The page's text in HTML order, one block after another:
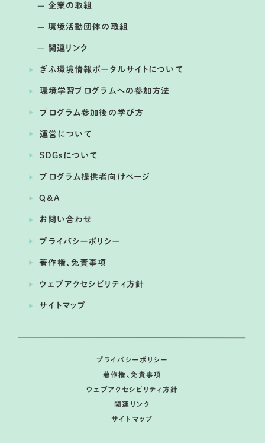
企業の取組
環境活動団体の取組
関連リンク
ぎふ環境情報ポータルサイトについて
環境学習プログラムへの参加方法
プログラム参加後の学び方
運営について
SDGsについて
プログラム提供者向けページ
Q&A
お問い合わせ
プライバシーポリシー
著作権、免責事項
ウェブアクセシビリティ方針
サイトマップ
プライバシーポリシー
著作権、免責事項
ウェブアクセシビリティ方針
関連リンク
サイトマップ